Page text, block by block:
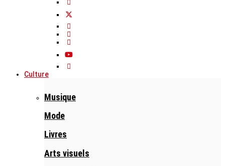
Culture
Musique
Mode
Livres
Arts visuels